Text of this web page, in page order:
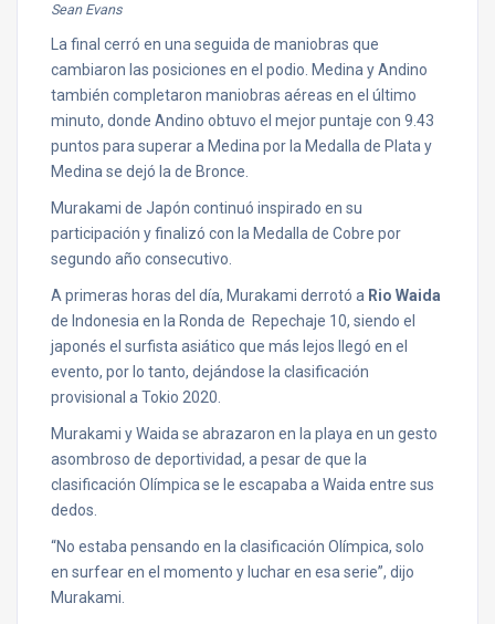
Sean Evans
La final cerró en una seguida de maniobras que
cambiaron las posiciones en el podio. Medina y Andino
también completaron maniobras aéreas en el último
minuto, donde Andino obtuvo el mejor puntaje con 9.43
puntos para superar a Medina por la Medalla de Plata y
Medina se dejó la de Bronce.
Murakami de Japón continuó inspirado en su
participación y finalizó con la Medalla de Cobre por
segundo año consecutivo.
A primeras horas del día, Murakami derrotó a Rio Waida
de Indonesia en la Ronda de Repechaje 10, siendo el
japonés el surfista asiático que más lejos llegó en el
evento, por lo tanto, dejándose la clasificación
provisional a Tokio 2020.
Murakami y Waida se abrazaron en la playa en un gesto
asombroso de deportividad, a pesar de que la
clasificación Olímpica se le escapaba a Waida entre sus
dedos.
“No estaba pensando en la clasificación Olímpica, solo
en surfear en el momento y luchar en esa serie”, dijo
Murakami.